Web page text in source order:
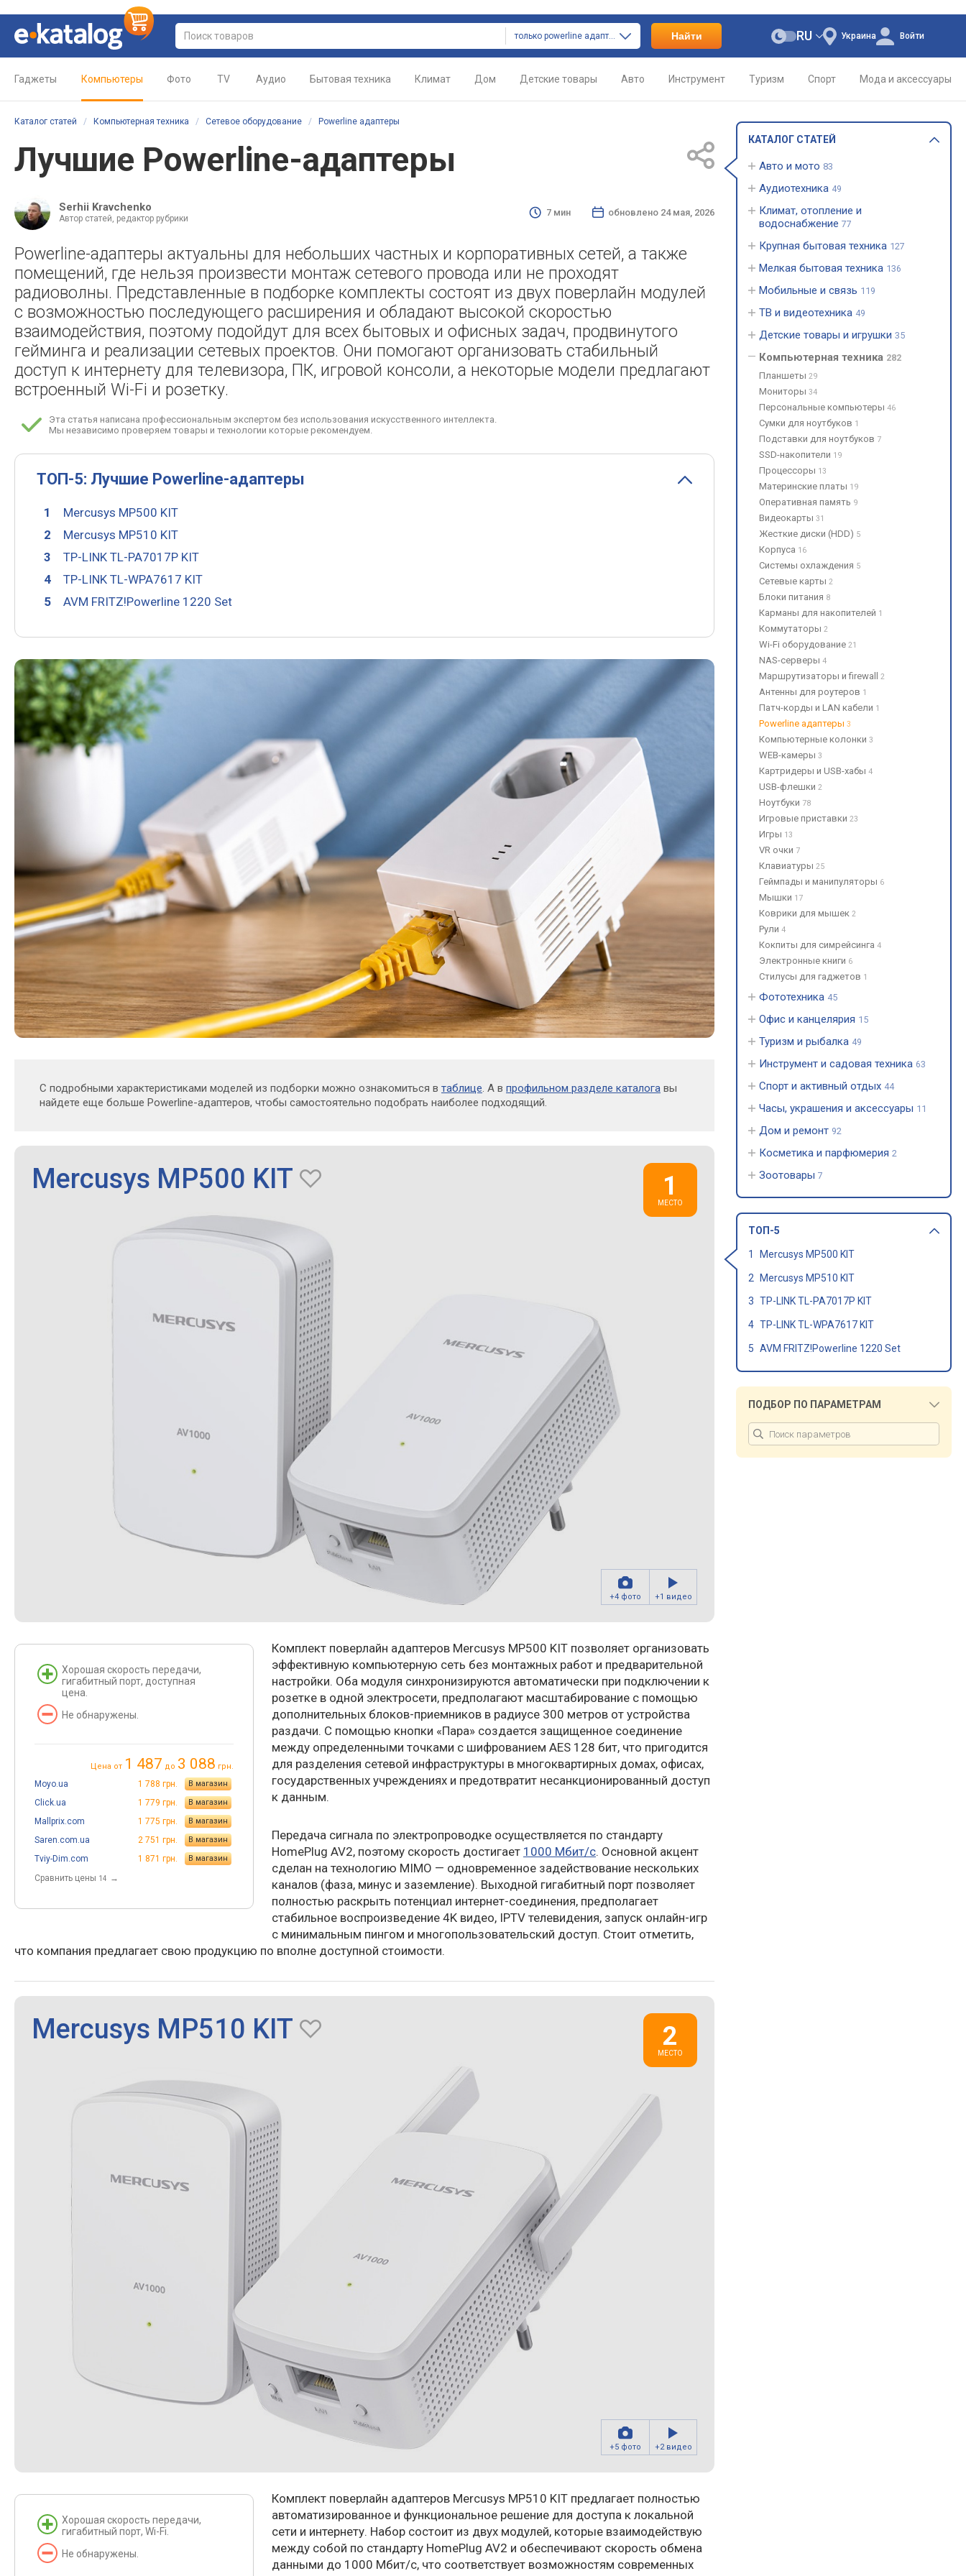
только powerline адаптеры Найти Украина
RU Войти
Гаджеты Компьютеры Фото TV Аудио Бытовая техника Климат Дом Детские товары Авто Инструмент Туризм Спорт Мода и аксессуары
Каталог статей / Компьютерная техника / Сетевое оборудование / Powerline адаптеры
Лучшие Powerline-адаптеры
Serhii Kravchenko
Автор статей, редактор рубрики
7 мин обновлено 24 мая, 2026
Powerline-адаптеры актуальны для небольших частных и корпоративных сетей, а также
помещений, где нельзя произвести монтаж сетевого провода или не проходят
радиоволны. Представленные в подборке комплекты состоят из двух поверлайн модулей
с возможностью последующего расширения и обладают высокой скоростью
взаимодействия, поэтому подойдут для всех бытовых и офисных задач, продвинутого
гейминга и реализации сетевых проектов. Они помогают организовать стабильный
доступ к интернету для телевизора, ПК, игровой консоли, а некоторые модели предлагают
встроенный Wi-Fi и розетку.
Эта статья написана профессиональным экспертом без использования искусственного интеллекта.
Мы независимо проверяем товары и технологии которые рекомендуем.
ТОП-5: Лучшие Powerline-адаптеры
Mercusys MP500 KIT
Mercusys MP510 KIT
TP-LINK TL-PA7017P KIT
TP-LINK TL-WPA7617 KIT
AVM FRITZ!Powerline 1220 Set
С подробными характеристиками моделей из подборки можно ознакомиться в таблице. А в профильном разделе каталога вы
найдете еще больше Powerline-адаптеров, чтобы самостоятельно подобрать наиболее подходящий.
Mercusys MP500 KIT
+4 фото +1 видео
Хорошая скорость передачи,
гигабитный порт, доступная
цена.
Не обнаружены.
Цена от 1 487 до 3 088 грн.
Moyo.ua 1 788 грн. В магазин
Click.ua 1 779 грн. В магазин
Mallprix.com 1 775 грн. В магазин
Saren.com.ua 2 751 грн. В магазин
Tviy-Dim.com 1 871 грн. В магазин
Cравнить цены 14 →
Комплект поверлайн адаптеров Mercusys MP500 KIT позволяет организовать
эффективную компьютерную сеть без монтажных работ и предварительной
настройки. Оба модуля синхронизируются автоматически при подключении к
розетке в одной электросети, предполагают масштабирование с помощью
дополнительных блоков-приемников в радиусе 300 метров от устройства
раздачи. С помощью кнопки «Пара» создается защищенное соединение
между определенными точками с шифрованием AES 128 бит, что пригодится
для разделения сетевой инфраструктуры в многоквартирных домах, офисах,
государственных учреждениях и предотвратит несанкционированный доступ
к данным.
Передача сигнала по электропроводке осуществляется по стандарту
HomePlug AV2, поэтому скорость достигает 1000 Мбит/с. Основной акцент
сделан на технологию MIMO — одновременное задействование нескольких
каналов (фаза, минус и заземление). Выходной гигабитный порт позволяет
полностью раскрыть потенциал интернет-соединения, предполагает
стабильное воспроизведение 4K видео, IPTV телевидения, запуск онлайн-игр
с минимальным пингом и многопользовательский доступ. Стоит отметить,
что компания предлагает свою продукцию по вполне доступной стоимости.
Mercusys MP510 KIT
+5 фото +2 видео
Хорошая скорость передачи,
гигабитный порт, Wi-Fi.
Не обнаружены.
Комплект поверлайн адаптеров Mercusys MP510 KIT предлагает полностью
автоматизированное и функциональное решение для доступа к локальной
сети и интернету. Набор состоит из двух модулей, которые взаимодействую
между собой по стандарту HomePlug AV2 и обеспечивают скорость обмена
данными до 1000 Мбит/с, что соответствует возможностям современных
КАТАЛОГ СТАТЕЙ
Авто и мото 83
Аудиотехника 49
Климат, отопление и
водоснабжение 77
Крупная бытовая техника 127
Мелкая бытовая техника 136
Мобильные и связь 119
ТВ и видеотехника 49
Детские товары и игрушки 35
Компьютерная техника 282
Планшеты 29
Мониторы 34
Персональные компьютеры 46
Сумки для ноутбуков 1
Подставки для ноутбуков 7
SSD-накопители 19
Процессоры 13
Материнские платы 19
Оперативная память 9
Видеокарты 31
Жесткие диски (HDD) 5
Корпуса 16
Системы охлаждения 5
Сетевые карты 2
Блоки питания 8
Карманы для накопителей 1
Коммутаторы 2
Wi-Fi оборудование 21
NAS-серверы 4
Маршрутизаторы и firewall 2
Антенны для роутеров 1
Патч-корды и LAN кабели 1
Powerline адаптеры 3
Компьютерные колонки 3
WEB-камеры 3
Картридеры и USB-хабы 4
USB-флешки 2
Ноутбуки 78
Игровые приставки 23
Игры 13
VR очки 7
Клавиатуры 25
Геймпады и манипуляторы 6
Мышки 17
Коврики для мышек 2
Рули 4
Кокпиты для симрейсинга 4
Электронные книги 6
Стилусы для гаджетов 1
Фототехника 45
Офис и канцелярия 15
Туризм и рыбалка 49
Инструмент и садовая техника 63
Спорт и активный отдых 44
Часы, украшения и аксессуары 11
Дом и ремонт 92
Косметика и парфюмерия 2
Зоотовары 7
ТОП-5
Mercusys MP500 KIT
Mercusys MP510 KIT
TP-LINK TL-PA7017P KIT
TP-LINK TL-WPA7617 KIT
AVM FRITZ!Powerline 1220 Set
ПОДБОР ПО ПАРАМЕТРАМ